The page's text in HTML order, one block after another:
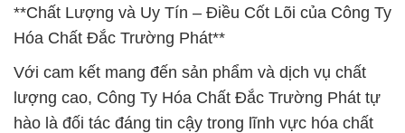
**Chất Lượng và Uy Tín – Điều Cốt Lõi của Công Ty
Hóa Chất Đắc Trường Phát**
Với cam kết mang đến sản phẩm và dịch vụ chất
lượng cao, Công Ty Hóa Chất Đắc Trường Phát tự
hào là đối tác đáng tin cậy trong lĩnh vực hóa chất